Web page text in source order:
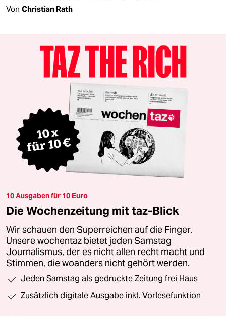
Von Christian Rath
10 Ausgaben für 10 Euro
Die Wochenzeitung mit taz-Blick
Wir schauen den Superreichen auf die Finger.
Unsere wochentaz bietet jeden Samstag
Journalismus, der es nicht allen recht macht und
Stimmen, die woanders nicht gehört werden.
Jeden Samstag als gedruckte Zeitung frei Haus
Zusätzlich digitale Ausgabe inkl. Vorlesefunktion